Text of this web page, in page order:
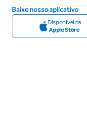
Baixe nosso aplicativo
Disponível na
Apple Store